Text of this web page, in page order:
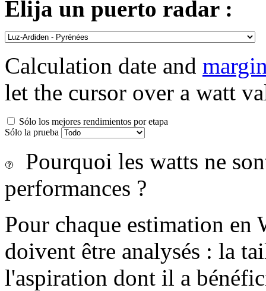
Elija un puerto radar :
Calculation date and
let the cursor over a watt
Sólo los mejores rendimientos por etapa
Sólo la prueba
Pourquoi les watts ne
performances ?
Pour chaque estimation en
doivent être analysés : la
l'aspiration dont il a